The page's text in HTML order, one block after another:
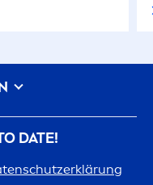
DATE!